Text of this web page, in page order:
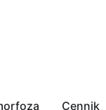
Cennik